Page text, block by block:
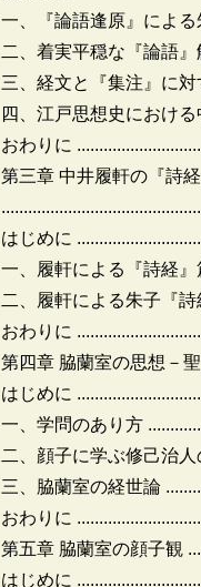
一、『論語逢原』によ
二、着実平穏な『論語
三、経文と『集注』に
四、江戸思想史におけ
おわりに
第三章 中井履軒の『詩
はじめに
一、履軒による『詩経』
二、履軒による朱子『
おわりに
第四章 脇蘭室の思想－
はじめに
一、学問のあり方
二、顔子に学ぶ修己治人
三、脇蘭室の経世論
おわりに
第五章 脇蘭室の顔子観
はじめに